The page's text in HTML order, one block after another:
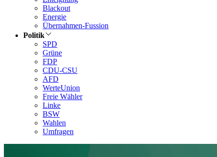
Blackout
Energie
Übernahmen-Fussion
Politik
SPD
Grüne
FDP
CDU-CSU
AFD
WerteUnion
Freie Wähler
Linke
BSW
Wahlen
Umfragen